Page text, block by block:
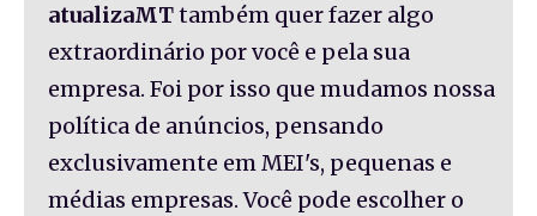
atualizaMTtambém quer fazer algo
extraordinário por você e pela sua
empresa. Foi por isso que mudamos nossa
política de anúncios, pensando
exclusivamente em MEI's, pequenas e
médias empresas. Você pode escolher o